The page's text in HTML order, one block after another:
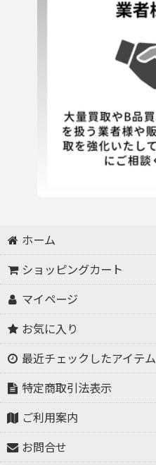
ホーム
ショッピングカート
マイページ
お気に入り
最近チェックしたアイテム
特定商取引法表示
ご利用案内
お問合せ